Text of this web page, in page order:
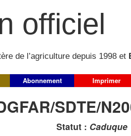
officiel
de l’agriculture depuis 1998 et
Abonnement Imprimer
SDTE/
Statut : Caduque